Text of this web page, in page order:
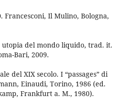
Francesconi, Il Mulino, Bologna,
del mondo liquido, trad. it.
Bari, 2009.
del XIX secolo. I “passages” di
Einaudi, Torino, 1986 (ed.
Frankfurt a. M., 1980).